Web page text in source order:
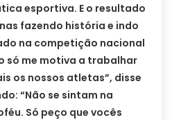
esportiva. E o resultado
fazendo história e indo
na competição nacional
só me motiva a trabalhar
os nossos atletas”, disse
“Não se sintam na
Só peço que vocês